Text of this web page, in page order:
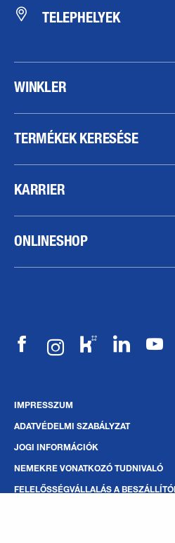
TELEPHELYEK
WINKLER
TERMÉKEK KERESÉSE
KARRIER
ONLINESHOP
IMPRESSZUM
ADATVÉDELMI SZABÁLYZAT
JOGI INFORMÁCIÓK
NEMEKRE VONATKOZÓ TUDNIVALÓ
FELELŐSSÉGVÁLLALÁS A